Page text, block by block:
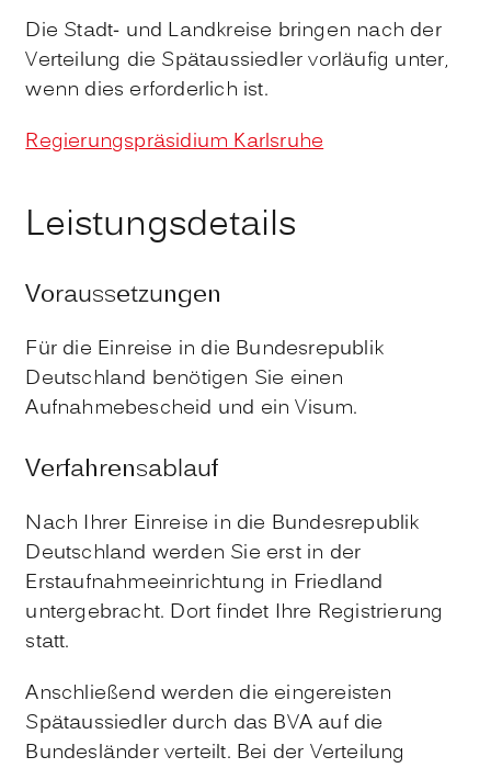
Die Stadt- und Landkreise bringen nach der
Verteilung die Spätaussiedler vorläufig unter,
wenn dies erforderlich ist.
Regierungspräsidium Karlsruhe
Leistungsdetails
Voraussetzungen
Für die Einreise in die Bundesrepublik
Deutschland benötigen Sie einen
Aufnahmebescheid und ein Visum.
Verfahrensablauf
Nach Ihrer Einreise in die Bundesrepublik
Deutschland werden Sie erst in der
Erstaufnahmeeinrichtung in Friedland
untergebracht. Dort findet Ihre Registrierung
statt.
Anschließend werden die eingereisten
Spätaussiedler durch das BVA auf die
Bundesländer verteilt. Bei der Verteilung